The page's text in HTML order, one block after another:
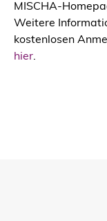
MISCHA-
Weitere
kostenlosen
hier.